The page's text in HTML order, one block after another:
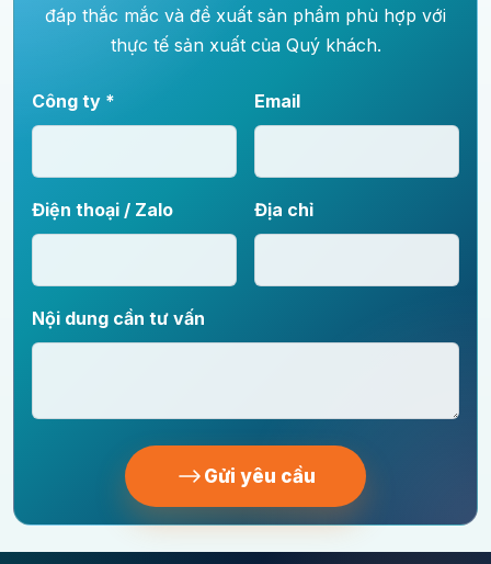
đáp thắc mắc và đề xuất sản phẩm phù hợp với
thực tế sản xuất của Quý khách.
Công ty * Email
Điện thoại / Zalo Địa chỉ
Nội dung cần tư vấn
Gửi yêu cầu